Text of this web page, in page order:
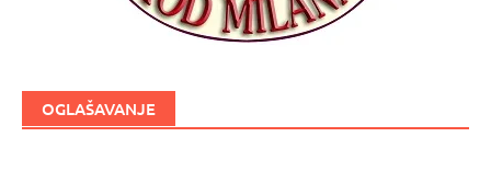
OGLAŠAVANJE